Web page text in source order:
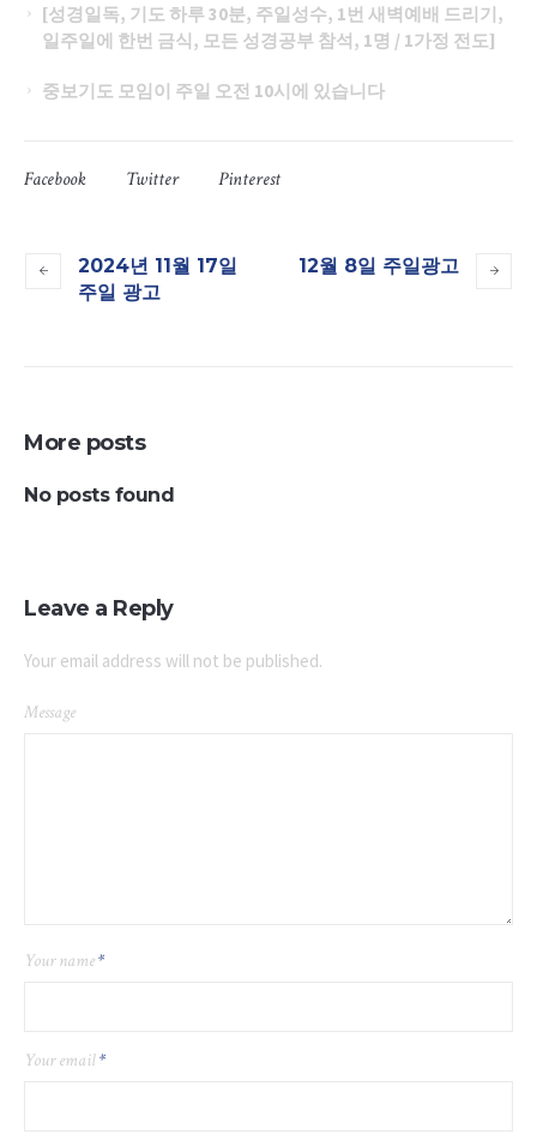
[성경일독, 기도 하루 30분, 주일성수, 1번 새벽예배 드리기,
일주일에 한번 금식, 모든 성경공부 참석, 1명 / 1가정 전도]
중보기도 모임이 주일 오전 10시에 있습니다
Facebook Twitter Pinterest
2024년 11월 17일
주일 광고
12월 8일 주일광고
More posts
No posts found
Leave a Reply
Your email address will not be published.
Message
Your name*
Your email*